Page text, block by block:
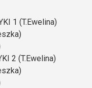
1 (T.Ewelina)
2 (T.Ewelina)